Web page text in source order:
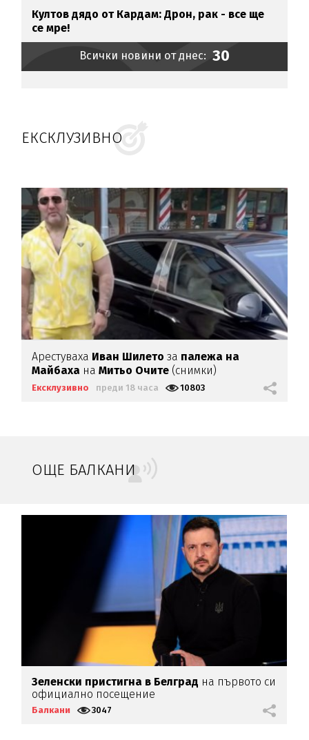
Култов дядо от Кардам: Дрон, рак - все ще
се мре!
Всички новини от днес: 30
ЕКСКЛУЗИВНО
Арестуваха Иван Шилетоза палежа на
Майбаха наМитьо Очите (снимки)
Ексклузивно преди 18 часа 10803
ОЩЕ БАЛКАНИ
Зеленски пристигна в Белград на първото си
официално посещение
Балкани 3047